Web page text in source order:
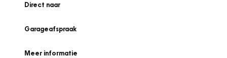
Direct naar
Garageafspraak
Meer informatie